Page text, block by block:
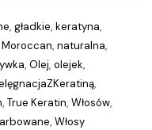
,gładkie,keratyna,
Moroccan,naturalna,
,Olej,olejek,
,
,True Keratin,Włosów,
,Włosy